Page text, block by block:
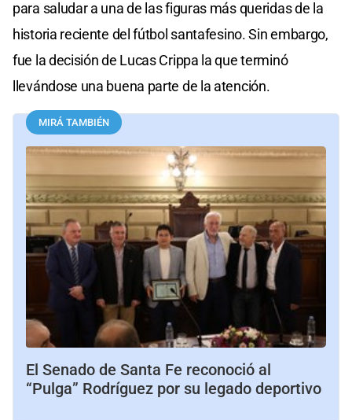
para saludar a una de las figuras más queridas de la
historia reciente del fútbol santafesino. Sin embargo,
fue la decisión de Lucas Crippa la que terminó
llevándose una buena parte de la atención.
MIRÁ TAMBIÉN
El Senado de Santa Fe reconoció al
“Pulga” Rodríguez por su legado deportivo